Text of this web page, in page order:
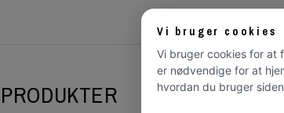
Vi bruger cookies
Vi bruger cookies for at
er nødvendige for at
hvordan du bruger